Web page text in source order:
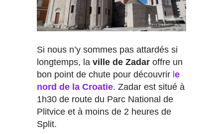
Si nous n’y sommes pas attardés si
longtemps, la ville de Zadar offre un
bon point de chute pour découvrir e
nord de la Croatie. Zadar est situé à
1h30 de route du Parc National de
Plitvice et à moins de 2 heures de
Split.